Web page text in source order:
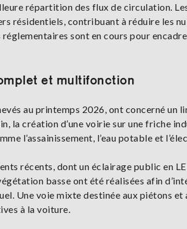
répartition des flux de circulation.
résidentiels, contribuant à réduire les
sont en cours pour
et multifonction
au printemps 2026, ont concerné un
la création d’une voirie sur une friche
l’assainissement, l’eau potable et
récents, dont un éclairage public en
basse ont été réalisées afin
Une voie mixte destinée aux piétons et
à la voiture.